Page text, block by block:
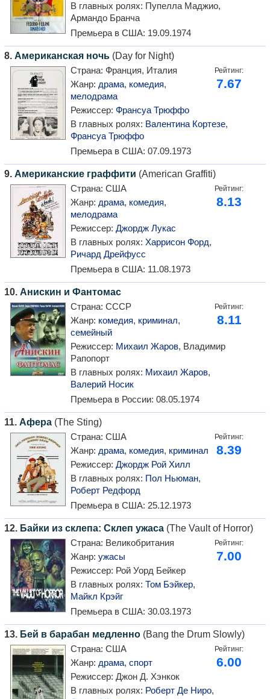
В главных ролях: Пупелла Маджио,
Армандо Бранча
Премьера в США: 19.09.1974
8. Американская ночь (Day for Night)
Рейтинг:
7.67
Страна: Франция, Италия
Жанр: драма, комедия,
мелодрама
Режиссер: Франсуа Трюффо
В главных ролях: Валентина Кортезе,
Франсуа Трюффо
Премьера в США: 07.09.1973
9. Американские граффити (American Graffiti)
Рейтинг:
8.13
Страна: США
Жанр: драма, комедия,
мелодрама
Режиссер: Джордж Лукас
В главных ролях: Харрисон Форд,
Ричард Дрейфусс
Премьера в США: 11.08.1973
10. Анискин и Фантомас
Рейтинг:
8.11
Страна: СССР
Жанр: комедия, криминал,
семейный
Режиссер: Михаил Жаров, Владимир
Рапопорт
В главных ролях: Михаил Жаров,
Валерий Носик
Премьера в России: 08.05.1974
11. Афера (The Sting)
Рейтинг:
8.39
Страна: США
Жанр: драма, комедия, криминал
Режиссер: Джордж Рой Хилл
В главных ролях: Пол Ньюман,
Роберт Редфорд
Премьера в США: 25.12.1973
12. Байки из склепа: Склеп ужаса (The Vault of Horror)
Рейтинг:
7.00
Страна: Великобритания
Жанр: ужасы
Режиссер: Рой Уорд Бейкер
В главных ролях: Том Бэйкер,
Майкл Крэйг
Премьера в США: 30.03.1973
13. Бей в барабан медленно (Bang the Drum Slowly)
Рейтинг:
6.00
Страна: США
Жанр: драма, спорт
Режиссер: Джон Д. Хэнкок
В главных ролях: Роберт Де Ниро,